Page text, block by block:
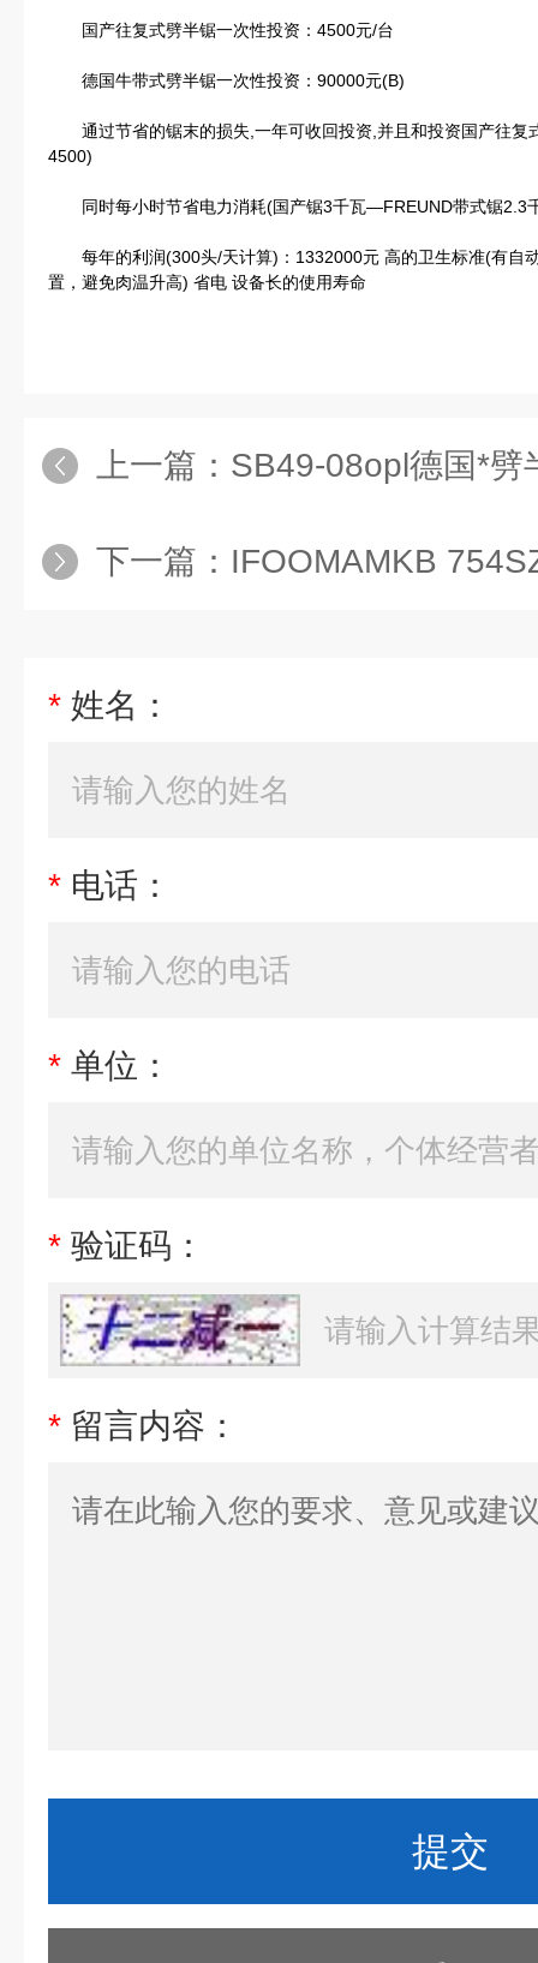
国产往复式劈半锯一次性投资：4500元/台
德国牛带式劈半锯一次性投资：90000元(B)
通过节省的锯末的损失,一年可收回投资,并且和投资国产往复
4500)
同时每小时节省电力消耗(国产锯3千瓦—FREUND带式锯2.3
每年的利润(300头/天计算)：1332000元 高的卫生标准(有自
置，避免肉温升高) 省电 设备长的使用寿命
上一篇： SB49-08opl德国*劈
下一篇： IFOOMAMKB 754SZ屠
* 姓名：
* 电话：
* 单位：
* 验证码：
* 留言内容：